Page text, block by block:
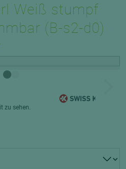
Weiß stumpf
(B-s2-d0)
zu sehen.